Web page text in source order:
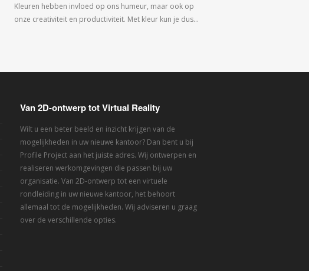
Kleuren hebben invloed op ons humeur, maar ook op
onze creativiteit en productiviteit. Met kleur kun je dus…
Van 2D-ontwerp tot Virtual Reality
Wilt u een beter beeld en inzicht krijgen van de
mogelijkheden in uw nieuwe kantoor? Dan bent u bij
Profile Project aan het juiste adres. Wij ontwerpen en
realiseren werkomgevingen die passen bij uw
organisatie. Van 2D-ontwerp tot een virtuele
rondleiding in uw nieuwe kantoor, het behoort
allemaal tot de mogelijkheden. Wij adviseren u graag
over de verschillende opties.